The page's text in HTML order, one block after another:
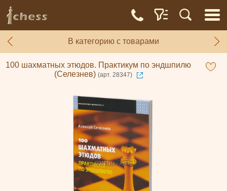
В категорию с товарами
100 шахматных этюдов. Практикум по эндшпилю
(Селезнев) (арт. 28347)